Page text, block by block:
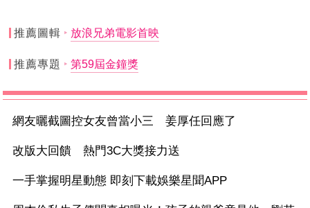
推薦圖輯 放浪兄弟電影首映
推薦專題 第59屆金鐘獎
網友曬截圖控女友曾當小三 姜厚任回應了
改版大回饋 熱門3C大獎接力送
一手掌握明星動態 即刻下載娛樂星聞APP